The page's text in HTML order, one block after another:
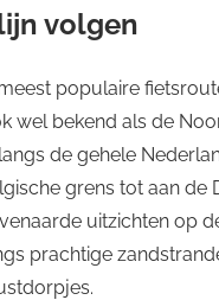
volgen
populaire
wel bekend als de
de gehele
grens tot aan de
uitzichten op
prachtige